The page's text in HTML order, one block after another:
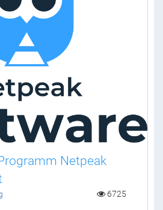
Netpeak
6725